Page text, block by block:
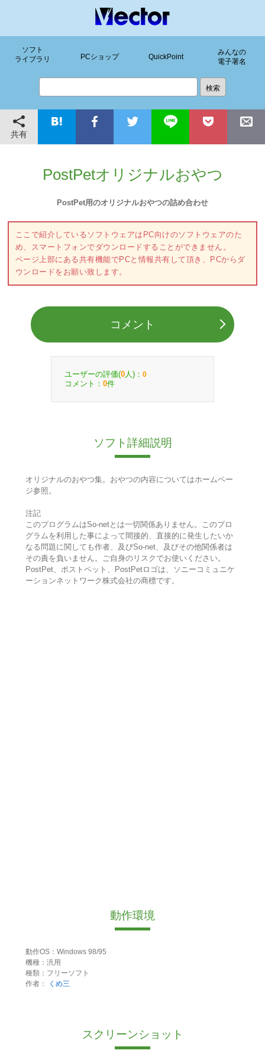
ソフト
ライブラリ
PCショップ QuickPoint
みんなの
電子署名
共有
PostPetオリジナルおやつ
PostPet用のオリジナルおやつの詰め合わせ
ここで紹介しているソフトウェアはPC向けのソフトウェアのた
め、スマートフォンでダウンロードすることができません。
ページ上部にある共有機能でPCと情報共有して頂き、PCからダ
ウンロードをお願い致します。
コメント
ユーザーの評価(0 人)： 0
コメント： 0件
ソフト詳細説明
オリジナルのおやつ集。おやつの内容についてはホームペー
ジ参照。
注記
このプログラムはSo-netとは一切関係ありません。このプロ
グラムを利用した事によって間接的、直接的に発生したいか
なる問題に関しても作者、及びSo-net、及びその他関係者は
その責を負いません。ご自身のリスクでお使いください。
PostPet、ポストペット、PostPetロゴは、ソニーコミュニケ
ーションネットワーク株式会社の商標です。
動作環境
動作OS：Windows 98/95
機種：汎用
種類：フリーソフト
作者：
くめ三
スクリーンショット